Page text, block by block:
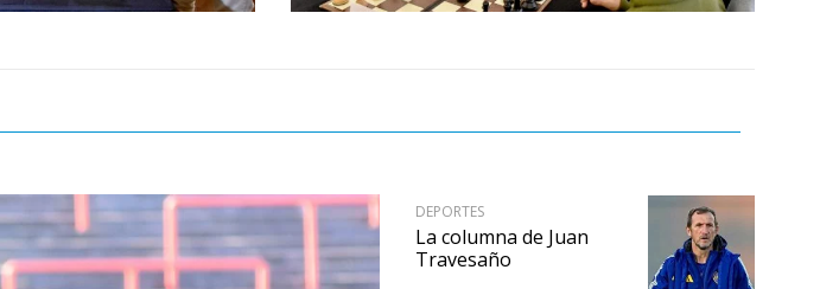
DEPORTES
La columna de Juan
Travesaño